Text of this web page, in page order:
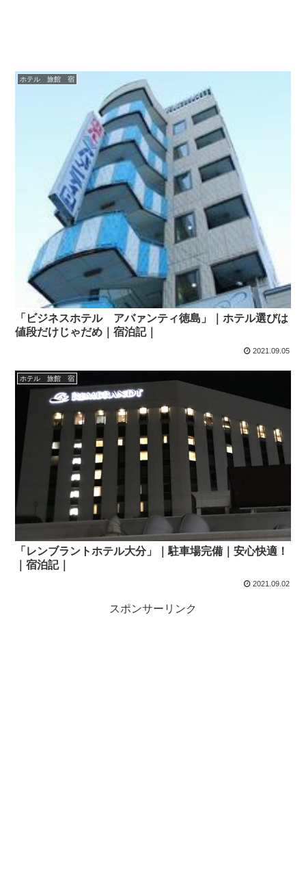
ホテル 旅館 宿
「ビジネスホテル アバァンティ徳島」｜ホテル選びは
値段だけじゃだめ｜宿泊記｜
2021.09.05
ホテル 旅館 宿
「レンブラントホテル大分」｜駐車場完備｜安心快適！
｜宿泊記｜
2021.09.02
スポンサーリンク